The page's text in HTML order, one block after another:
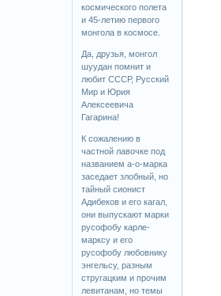
космического полета
и 45-летию первого
монгола в космосе.
Да, друзья, монгол
шуудан помнит и
любит СССР, Русский
Мир и Юрия
Алексеевича
Гагарина!
К сожалению в
частной лавочке под
названием а-о-марка
заседает злобный, но
тайный сионист
Адибеков и его кагал,
они выпускают марки
русофобу карле-
марксу и его
русофобу любовнику
энгельсу, разным
стругацким и прочим
левитанам, но темы